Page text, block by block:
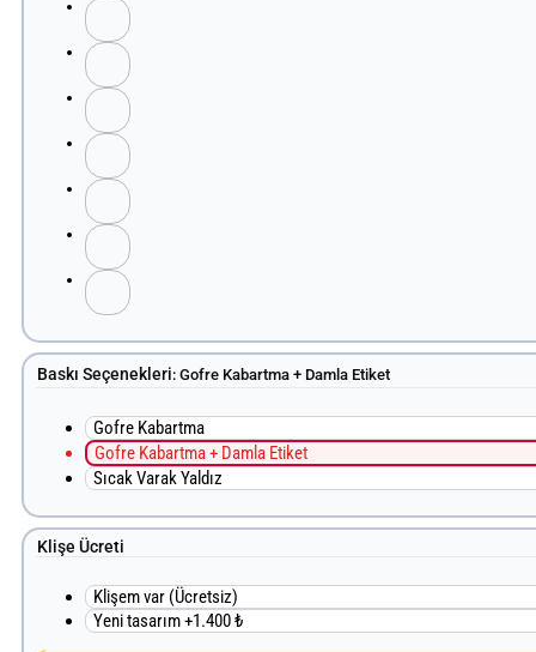
Baskı Seçenekleri:Gofre Kabartma + Damla Etiket
Gofre Kabartma
Gofre Kabartma + Damla Etiket
Sıcak Varak Yaldız
Klişe Ücreti
Klişem var (Ücretsiz)
Yeni tasarım +1.400 ₺